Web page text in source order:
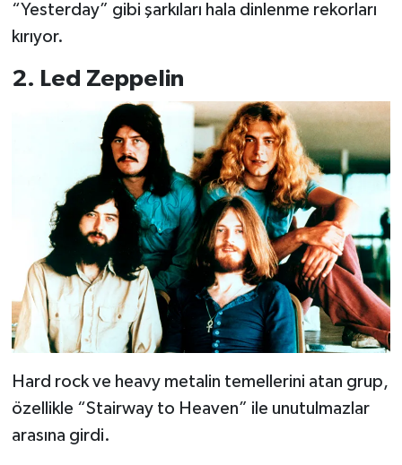
“Yesterday” gibi şarkıları hala dinlenme rekorları
kırıyor.
2. Led Zeppelin
Hard rock ve heavy metalin temellerini atan grup,
özellikle “Stairway to Heaven” ile unutulmazlar
arasına girdi.